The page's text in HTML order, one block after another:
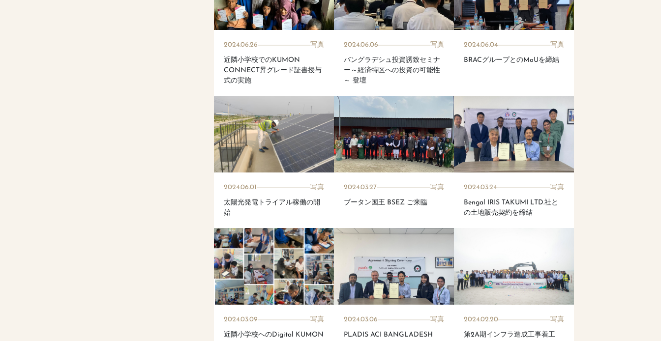
2024.06.26 写真
近隣小学校でのKUMON
CONNECT昇グレード証書授与
式の実施
2024.06.06 写真
バングラデシュ投資誘致セミナ
ー～経済特区への投資の可能性
～ 登壇
2024.06.04 写真
BRACグループとのMoUを締結
2024.06.01 写真
太陽光発電トライアル稼働の開
始
2024.03.27 写真
ブータン国王 BSEZ ご来臨
2024.03.24 写真
Bengal IRIS TAKUMI LTD.社と
の土地販売契約を締結
2024.03.09 写真
近隣小学校へのDigital KUMON
2024.03.06 写真
PLADIS ACI BANGLADESH
2024.02.20 写真
第2A期インフラ造成工事着工